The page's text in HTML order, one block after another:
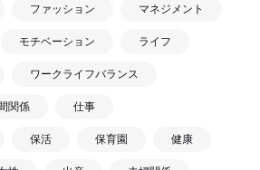
ファッション マネジメント
モチベーション ライフ
ワークライフバランス
関係 仕事
保活 保育園 健康